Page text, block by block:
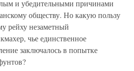
и убедительными причинами
обществу. Но какую пользу
рейху незаметный
чье единственное
заключалось в попытке